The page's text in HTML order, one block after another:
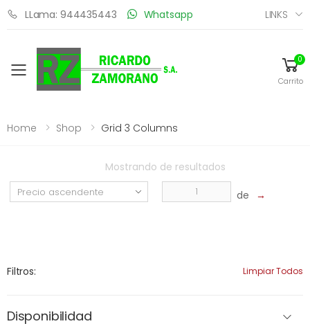
LLama: 944435443 Whatsapp LINKS
Toggle mobile menu
0
Carrito
Home Shop Grid 3 Columns
Mostrando de resultados
de →
Filtros: Limpiar Todos
Disponibilidad